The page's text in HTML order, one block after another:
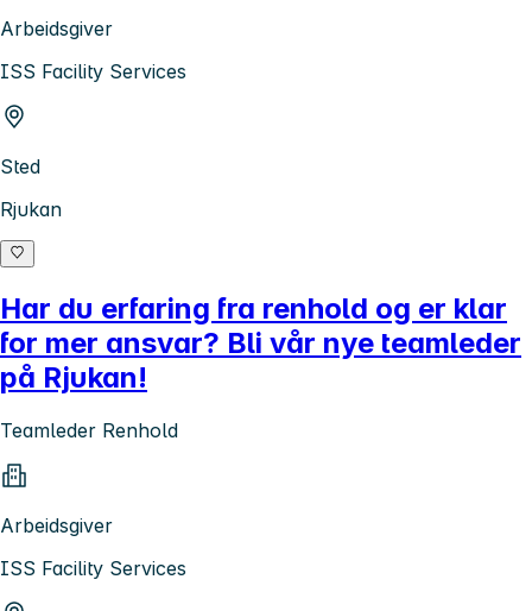
Arbeidsgiver
ISS Facility Services
Sted
Rjukan
Har du erfaring fra renhold og er klar
for mer ansvar? Bli vår nye teamleder
på Rjukan!
Teamleder Renhold
Arbeidsgiver
ISS Facility Services